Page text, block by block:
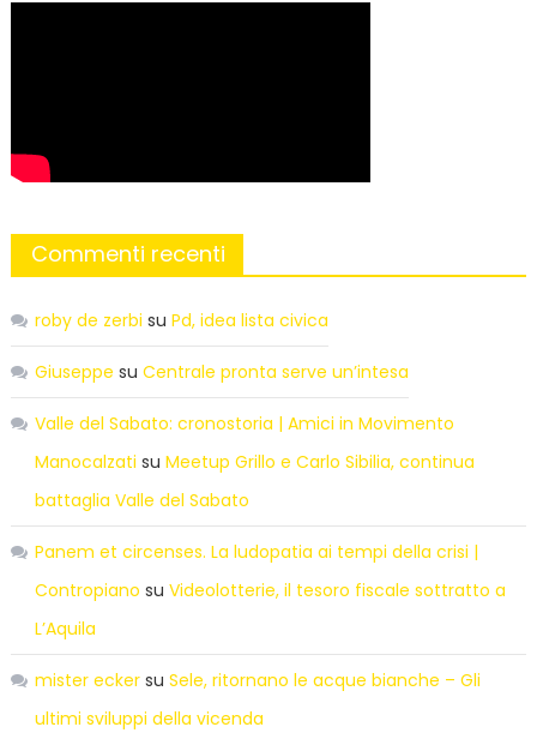
Commenti recenti
roby de zerbi su Pd, idea lista civica
Giuseppe su Centrale pronta serve un’intesa
Valle del Sabato: cronostoria | Amici in Movimento
Manocalzati su Meetup Grillo e Carlo Sibilia, continua
battaglia Valle del Sabato
Panem et circenses. La ludopatia ai tempi della crisi |
Contropiano su Videolotterie, il tesoro fiscale sottratto a
L’Aquila
mister eckersu Sele, ritornano le acque bianche – Gli
ultimi sviluppi della vicenda